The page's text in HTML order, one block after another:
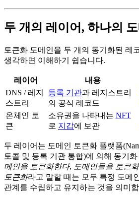
두 개의 레이어, 하나의
토큰화 도메인을 두 개의 동기화된 레
생각하면 이해하기 쉽습니다.
레이어 내용
DNS / 레지
스트리
등록 기관과 레지스트리
의 공식 레코드
온체인 토
큰
소유권을 나타내는 NFT
로 지갑에 보관
두 레이어는 도메인 토큰화 플랫폼
토콜 및 등록 기관 통합)에 의해 동기
메인을 토큰화한다, 도메인들을 토큰
토큰화라고 말할 때는 모두 특정 도메
관계를 수립하고 유지하는 것을 의미